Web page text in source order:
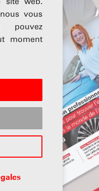
vous
pouvez
moment